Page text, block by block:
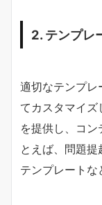
2. テンプレ
適切なテンプレ
てカスタマイ
を提供し、コ
とえば、問題
テンプレートな